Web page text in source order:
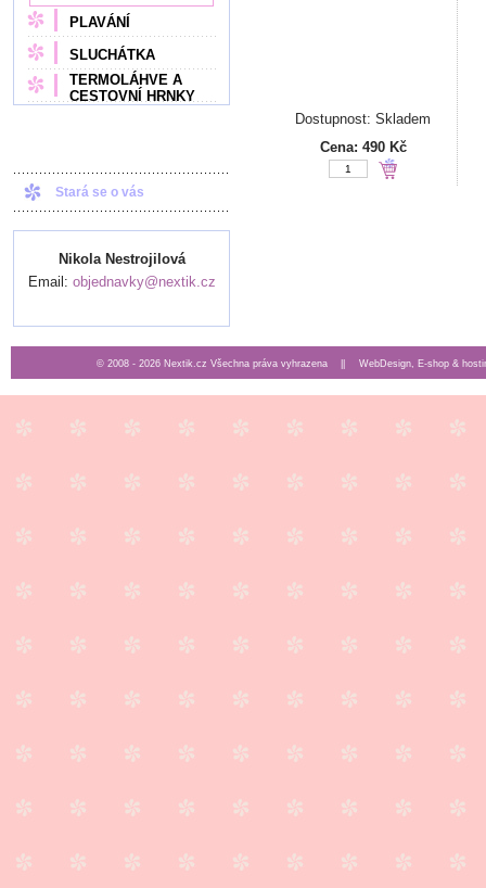
PLAVÁNÍ
SLUCHÁTKA
TERMOLÁHVE A
CESTOVNÍ HRNKY
Stará se o vás
Nikola Nestrojilová
Email: objednavky@nextik.cz
Dostupnost: Skladem
Cena: 490 Kč
© 2008 - 2026 Nextik.cz Všechna práva vyhrazena || WebDesign, E-shop &